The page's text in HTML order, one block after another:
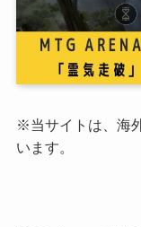
※当サイトは、海
います。